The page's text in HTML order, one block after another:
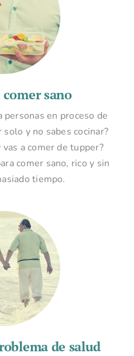
sano
en proceso de
y no sabes cocinar?
a comer de tupper?
comer sano, rico y sin
tiempo.
de salud